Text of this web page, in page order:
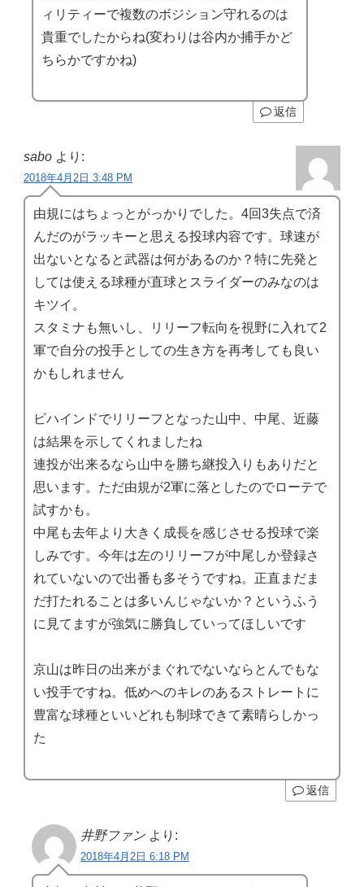
ィリティーで複数のボジション守れるのは
貴重でしたからね(変わりは谷内か捕手かど
ちらかですかね)
返信
sabo より:
2018年4月2日 3:48 PM
由規にはちょっとがっかりでした。4回3失点で済
んだのがラッキーと思える投球内容です。球速が
出ないとなると武器は何があるのか？特に先発と
しては使える球種が直球とスライダーのみなのは
キツイ。
スタミナも無いし、リリーフ転向を視野に入れて2
軍で自分の投手としての生き方を再考しても良い
かもしれません
ビハインドでリリーフとなった山中、中尾、近藤
は結果を示してくれましたね
連投が出来るなら山中を勝ち継投入りもありだと
思います。ただ由規が2軍に落としたのでローテで
試すかも。
中尾も去年より大きく成長を感じさせる投球で楽
しみです。今年は左のリリーフが中尾しか登録さ
れていないので出番も多そうですね。正直まだま
だ打たれることは多いんじゃないか？というふう
に見てますが強気に勝負していってほしいです
京山は昨日の出来がまぐれでないならとんでもな
い投手ですね。低めへのキレのあるストレートに
豊富な球種といいどれも制球できて素晴らしかっ
た
返信
井野ファン より:
2018年4月2日 6:18 PM